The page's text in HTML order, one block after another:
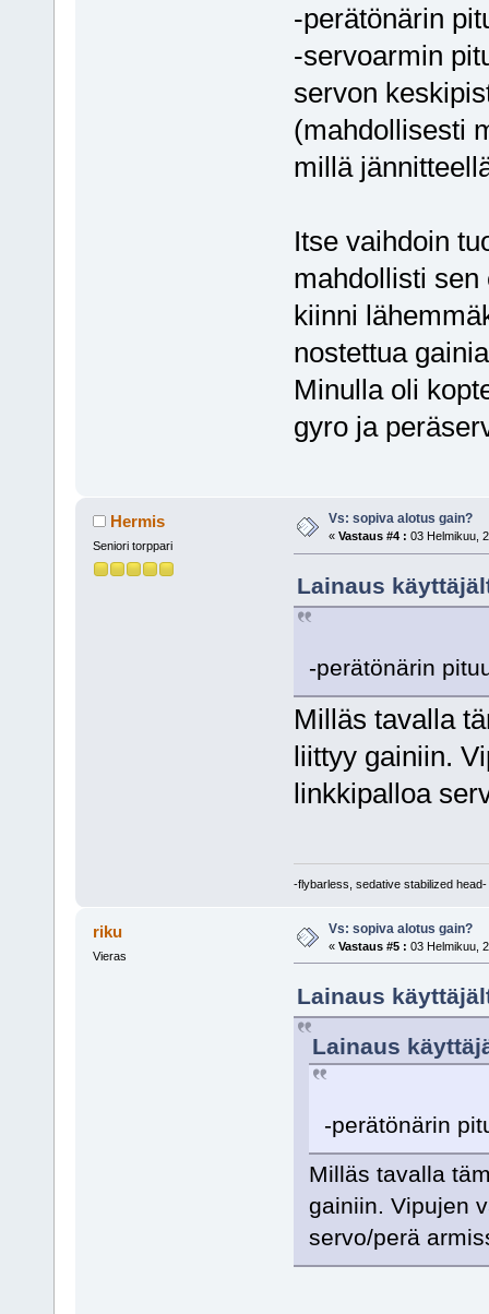
-perätönärin
-servoarmin
servon
(mahdollisesti
millä
Itse vaihdoin
mahdollisti sen
kiinni
nostettua
Minulla oli
gyro ja
Hermis
Seniori torppari
Vs: sopiva alotus gain?
« Vastaus #4 : 03 Helmikuu,
Lainaus
-perätönärin
Milläs tavalla
liittyy gainiin.
linkkipalloa
-flybarless, sedative stabilized head-
riku
Vieras
Vs: sopiva alotus gain?
« Vastaus #5 : 03 Helmikuu,
Lainaus
Lainaus
-perätönärin
Milläs tavalla
gainiin. Vipujen
servo/perä